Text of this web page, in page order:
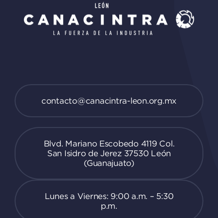
contacto@canacintra-leon.org.mx
Blvd. Mariano Escobedo 4119 Col.
San Isidro de Jerez 37530 León
(Guanajuato)
Lunes a Viernes: 9:00 a.m. – 5:30
p.m.